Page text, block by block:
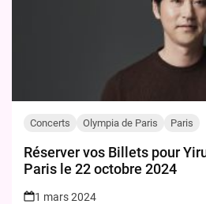
Concerts Olympia de Paris Paris
Réserver vos Billets pour
Paris le 22 octobre 2024
1 mars 2024